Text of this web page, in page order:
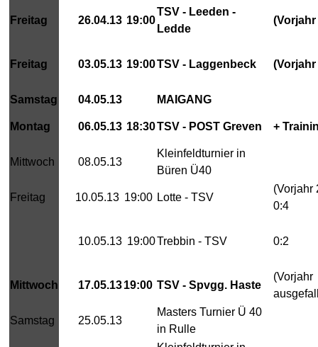
Freitag 26.04.13 19:00
TSV - Leeden -
Ledde
(Vorjahr
Freitag 03.05.13 19:00TSV - Laggenbeck (Vorjahr
Samstag 04.05.13 MAIGANG
Montag 06.05.13 18:30TSV - POST Greven +
Mittwoch 08.05.13
Kleinfeldturnier in
Büren Ü40
Freitag 10.05.13 19:00 Lotte - TSV
(Vorjahr
0:4
10.05.13 19:00Trebbin - TSV 0:2
Mittwoch 17.05.1319:00 TSV - Spvgg. Haste
(Vorjahr
Samstag 25.05.13
Masters Turnier Ü 40
in Rulle